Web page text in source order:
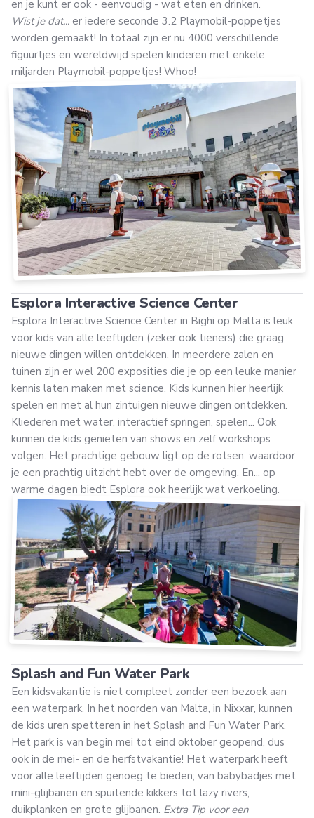
en je kunt er ook - eenvoudig - wat eten en drinken.
Wist je dat... er iedere seconde 3.2 Playmobil-poppetjes
worden gemaakt! In totaal zijn er nu 4000 verschillende
figuurtjes en wereldwijd spelen kinderen met enkele
miljarden Playmobil-poppetjes! Whoo!
Esplora Interactive Science Center
Esplora Interactive Science Center in Bighi op Malta is leuk
voor kids van alle leeftijden (zeker ook tieners) die graag
nieuwe dingen willen ontdekken. In meerdere zalen en
tuinen zijn er wel 200 exposities die je op een leuke manier
kennis laten maken met science. Kids kunnen hier heerlijk
spelen en met al hun zintuigen nieuwe dingen ontdekken.
Kliederen met water, interactief springen, spelen... Ook
kunnen de kids genieten van shows en zelf workshops
volgen. Het prachtige gebouw ligt op de rotsen, waardoor
je een prachtig uitzicht hebt over de omgeving. En... op
warme dagen biedt Esplora ook heerlijk wat verkoeling.
Splash and Fun Water Park
Een kidsvakantie is niet compleet zonder een bezoek aan
een waterpark. In het noorden van Malta, in Nixxar, kunnen
de kids uren spetteren in het Splash and Fun Water Park.
Het park is van begin mei tot eind oktober geopend, dus
ook in de mei- en de herfstvakantie! Het waterpark heeft
voor alle leeftijden genoeg te bieden; van babybadjes met
mini-glijbanen en spuitende kikkers tot lazy rivers,
duikplanken en grote glijbanen. Extra Tip voor een